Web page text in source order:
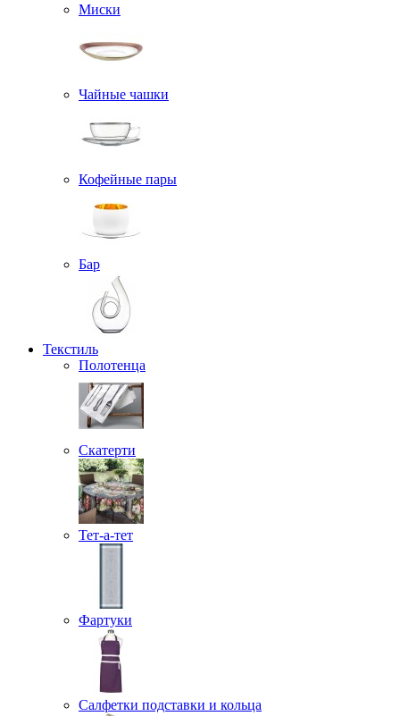
Миски
Чайные чашки
Кофейные пары
Бар
Текстиль
Полотенца
Скатерти
Тет-а-тет
Фартуки
Салфетки подставки и кольца